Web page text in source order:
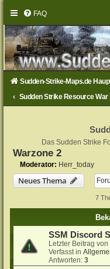
FAQ
Sudden-Strike-Maps.de
Sudden Strike Resource War
Das Sudden Strike
Warzone 2
Moderator: Herr_today
Neues Thema
7
SSM Discord
Letzter Beitrag von
Verfasst in
Antworten:3